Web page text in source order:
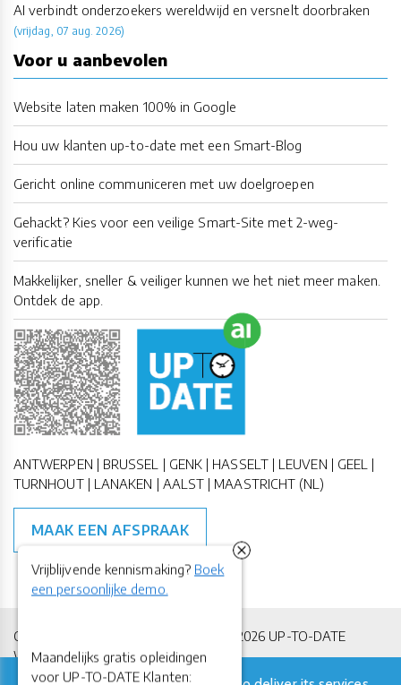
AI verbindt onderzoekers wereldwijd en versnelt doorbraken
(vrijdag, 07 aug. 2026)
Voor u aanbevolen
Website laten maken 100% in Google
Hou uw klanten up-to-date met een Smart-Blog
Gericht online communiceren met uw doelgroepen
Gehackt? Kies voor een veilige Smart-Site met 2-weg-
verificatie
Makkelijker, sneller & veiliger kunnen we het niet meer maken.
Ontdek de app.
ANTWERPEN | BRUSSEL | GENK | HASSELT | LEUVEN | GEEL |
TURNHOUT | LANAKEN | AALST | MAASTRICHT (NL)
MAAK EEN AFSPRAAK
Copyright All Rights Reserved © 2011-2026 UP-TO-DATE
WebDesign
Vrijblijvende kennismaking? Boek
een persoonlijke demo.
Maandelijks gratis opleidingen
voor UP-TO-DATE Klanten: